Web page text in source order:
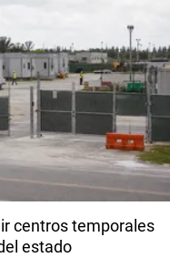
centros temporales
estado